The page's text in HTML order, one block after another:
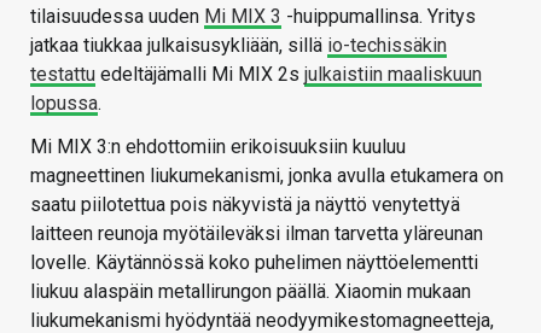
tilaisuudessa uuden Mi MIX 3 -huippumallinsa. Yritys
jatkaa tiukkaa julkaisusykliään, sillä io-techissäkin
testattu edeltäjämalli Mi MIX 2s julkaistiin maaliskuun
lopussa.
Mi MIX 3:n ehdottomiin erikoisuuksiin kuuluu
magneettinen liukumekanismi, jonka avulla etukamera on
saatu piilotettua pois näkyvistä ja näyttö venytettyä
laitteen reunoja myötäileväksi ilman tarvetta yläreunan
lovelle. Käytännössä koko puhelimen näyttöelementti
liukuu alaspäin metallirungon päällä. Xiaomin mukaan
liukumekanismi hyödyntää neodyymikestomagneetteja,